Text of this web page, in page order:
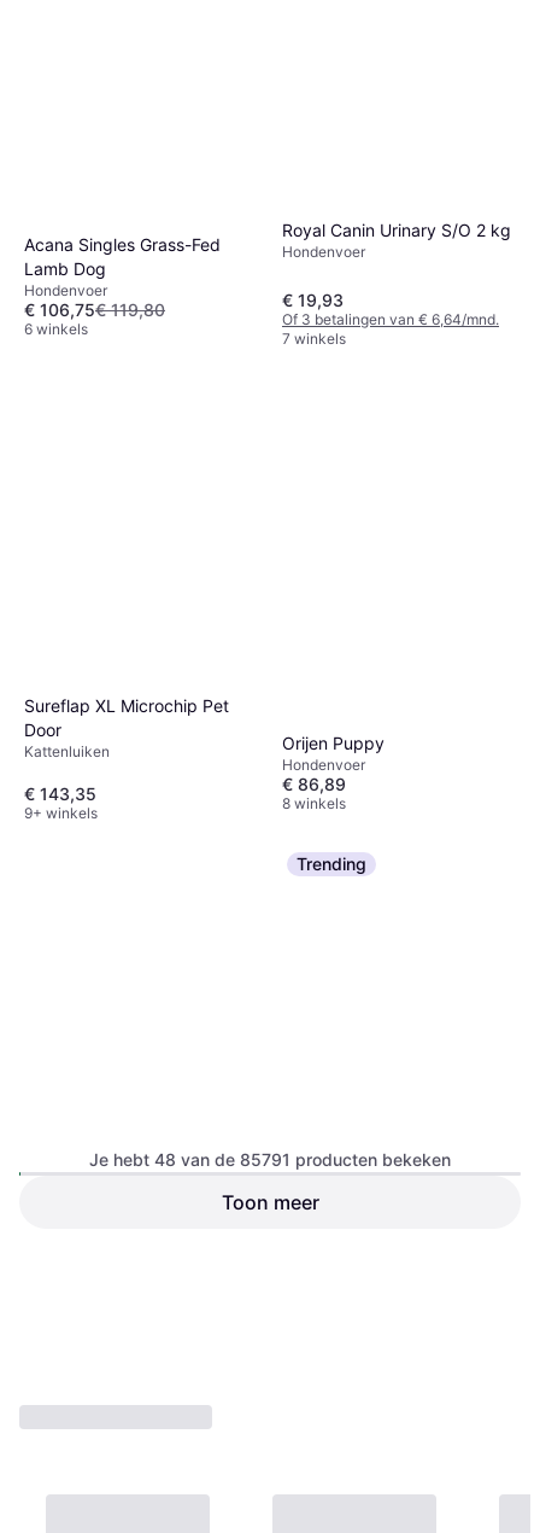
Acana Singles Grass-Fed
Lamb Dog
Hondenvoer
€ 106,75€ 119,80
6 winkels
Royal Canin Urinary S/O 2 kg
Hondenvoer
€ 19,93
Of 3 betalingen van € 6,64/mnd.
7 winkels
Sureflap XL Microchip Pet
Door
Kattenluiken
€ 143,35
9+ winkels
Orijen Puppy
Hondenvoer
€ 86,89
8 winkels
Kong Classic L
Trending
Je hebt 48 van de 85791 producten bekeken
Toon meer